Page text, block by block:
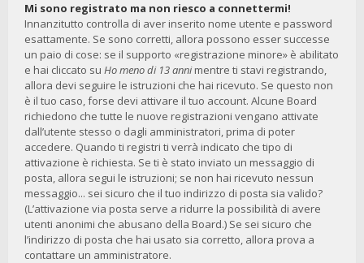
Mi sono registrato ma non riesco a connettermi!
Innanzitutto controlla di aver inserito nome utente e password
esattamente. Se sono corretti, allora possono esser successe
un paio di cose: se il supporto «registrazione minore» è abilitato
e hai cliccato su Ho meno di 13 annimentre ti stavi registrando,
allora devi seguire le istruzioni che hai ricevuto. Se questo non
è il tuo caso, forse devi attivare il tuo account. Alcune Board
richiedono che tutte le nuove registrazioni vengano attivate
dall’utente stesso o dagli amministratori, prima di poter
accedere. Quando ti registri ti verrà indicato che tipo di
attivazione è richiesta. Se ti è stato inviato un messaggio di
posta, allora segui le istruzioni; se non hai ricevuto nessun
messaggio... sei sicuro che il tuo indirizzo di posta sia valido?
(L’attivazione via posta serve a ridurre la possibilità di avere
utenti anonimi che abusano della Board.) Se sei sicuro che
l’indirizzo di posta che hai usato sia corretto, allora prova a
contattare un amministratore.